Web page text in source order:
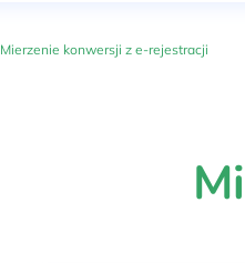
Mierzenie konwersji z e-rejestracji